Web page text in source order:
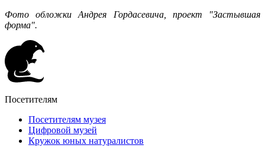
Фото обложки Андрея Гордасевича, проект "Застывшая
форма".
Посетителям
Посетителям музея
Цифровой музей
Кружок юных натуралистов